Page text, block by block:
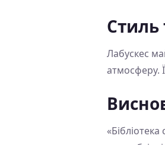
Стиль
Лабускес
атмосферу.